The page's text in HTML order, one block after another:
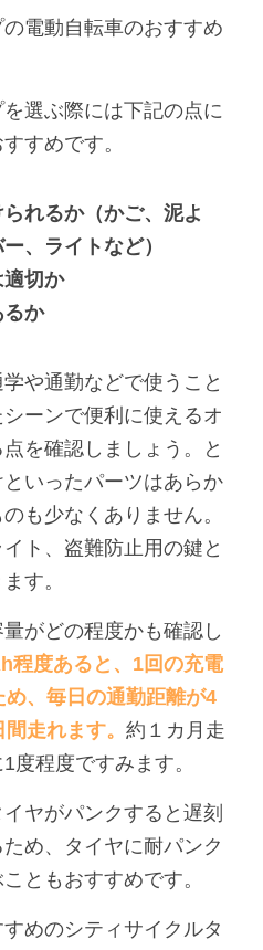
電動自転車のおすすめ
選ぶ際には下記の点に
すめです。
れるか（かご、泥よ
、ライトなど）
切か
るか
や通勤などで使うこと
ーンで便利に使えるオ
を確認しましょう。と
いったパーツはあらか
も少なくありません。
ト、盗難防止用の鍵と
す。
がどの程度かも確認し
程度あると、1回の充電
、毎日の通勤距離が4
走れます。 約１カ月走
度程度ですみます。
ヤがパンクすると遅刻
め、タイヤに耐パンク
ともおすすめです。
めのシティサイクルタ